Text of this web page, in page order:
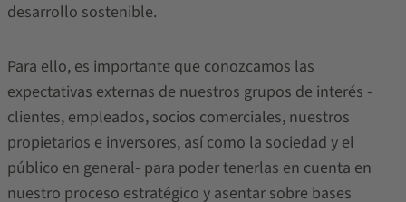
desarrollo sostenible.
Para ello, es importante que conozcamos las
expectativas externas de nuestros grupos de interés -
clientes, empleados, socios comerciales, nuestros
propietarios e inversores, así como la sociedad y el
público en general- para poder tenerlas en cuenta en
nuestro proceso estratégico y asentar sobre bases